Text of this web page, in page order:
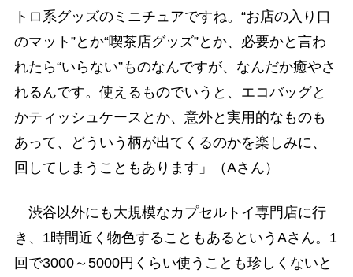
トロ系グッズのミニチュアですね。“お店の入り口
のマット”とか“喫茶店グッズ”とか、必要かと言わ
れたら“いらない”ものなんですが、なんだか癒やさ
れるんです。使えるものでいうと、エコバッグと
かティッシュケースとか、意外と実用的なものも
あって、どういう柄が出てくるのかを楽しみに、
回してしまうこともあります」（Aさん）
渋谷以外にも大規模なカプセルトイ専門店に行
き、1時間近く物色することもあるというAさん。1
回で3000～5000円くらい使うことも珍しくないと